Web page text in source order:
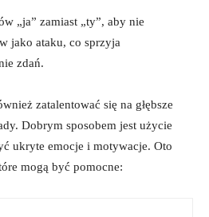
„ja” zamiast „ty”, aby nie
jako ataku, co sprzyja
zdań.
zatalentować się na głębsze
Dobrym sposobem jest użycie
ukryte emocje i motywacje. Oto
mogą być pomocne: